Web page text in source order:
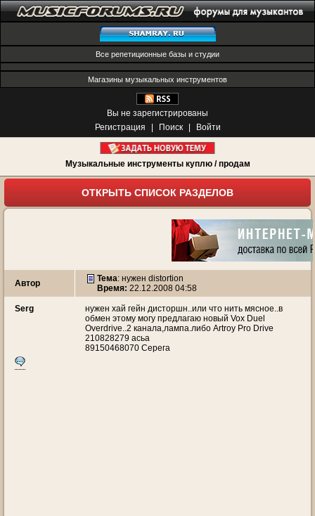
Все репетиционные базы и студии
Магазины музыкальных инструментов
Вы не зарегистрированы
Регистрация
Поиск Войти
Музыкальные инструменты куплю / продам
ОТКРЫТЬ СПИСОК РАЗДЕЛОВ
Автор Тема: нужен distortion
Время: 22.12.2008 04:58
Serg
нужен хай гейн дисторшн..или что нить мясное..в
обмен этому могу предлагаю новый Vox Duel
Overdrive..2 канала,лампа.либо Artroy Pro Drive
210828279 асьа
89150468070 Серега